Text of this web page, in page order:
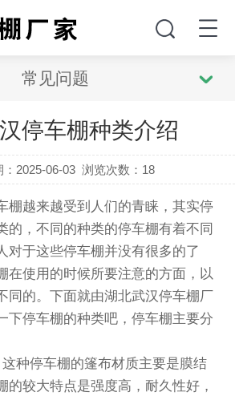
常见问题
停车棚种类介绍
：2025-06-03 浏览次数： 18
棚越来越受到人们的青睐，其实停
的，不同的种类的停车棚有着不同
对于这些停车棚并没有很多的了
在使用的时候所要注意的方面，以
同的。下面就由湖北武汉停车棚厂
下停车棚的种类吧，停车棚主要分
这种停车棚的篷布材质主要是膜结
的较大特点是强度高，耐久性好，